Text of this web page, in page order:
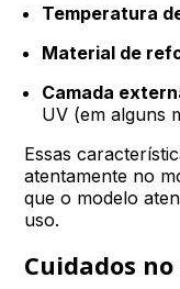
Temperatura
Material de
Camada
UV (em alguns
Essas
atentamente no
que o modelo
uso.
Cuidados